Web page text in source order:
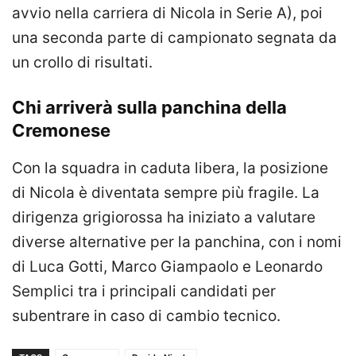
avvio nella carriera di Nicola in Serie A), poi
una seconda parte di campionato segnata da
un crollo di risultati.
Chi arriverà sulla panchina della
Cremonese
Con la squadra in caduta libera, la posizione
di Nicola è diventata sempre più fragile. La
dirigenza grigiorossa ha iniziato a valutare
diverse alternative per la panchina, con i nomi
di Luca Gotti, Marco Giampaolo e Leonardo
Semplici tra i principali candidati per
subentrare in caso di cambio tecnico.